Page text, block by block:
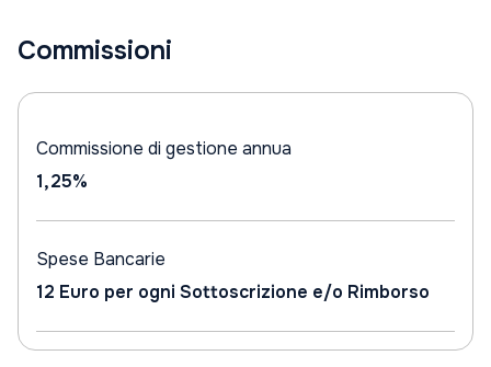
Commissioni
Commissione di gestione annua
1,25%
Spese Bancarie
12 Euro per ogni Sottoscrizione e/o Rimborso